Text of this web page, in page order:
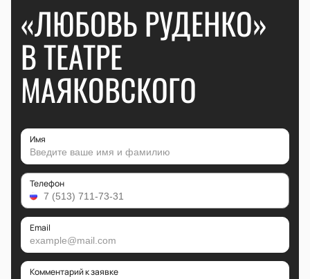
«ЛЮБОВЬ РУДЕНКО»
В ТЕАТРЕ
МАЯКОВСКОГО
Имя
Телефон
Email
Комментарий к заявке